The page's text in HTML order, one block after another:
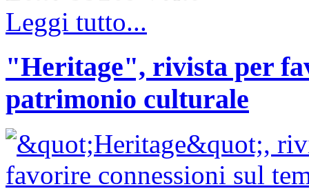
Leggi tutto...
"Heritage", rivista per
patrimonio culturale